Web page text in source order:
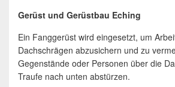
Gerüst und Gerüstbau Eching
Ein Fanggerüst wird eingesetzt, um
Dachschrägen abzusichern und zu
Gegenstände oder Personen über die
Traufe nach unten abstürzen.